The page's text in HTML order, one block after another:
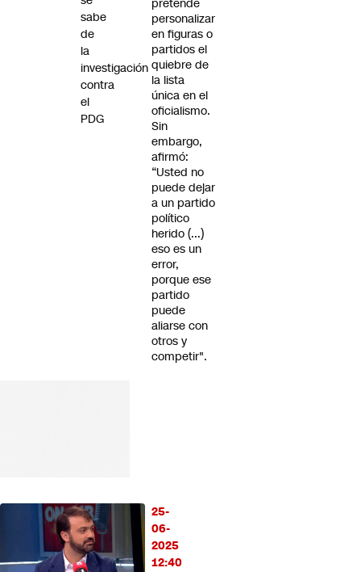
pretende
personalizar
en figuras o
partidos el
quiebre de
la lista
única en el
oficialismo.
Sin
embargo,
afirmó:
“Usted no
puede dejar
a un partido
político
herido (...)
eso es un
error,
porque ese
partido
puede
aliarse con
otros y
competir".
25-
06-
2025
12:40
sabe
de
la
investigación
contra
el
PDG